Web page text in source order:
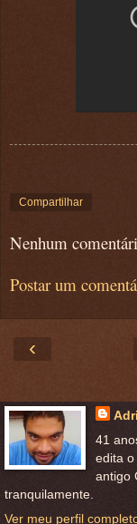
Compartilhar
Nenhum
Postar um
‹
41
edita
antigo
tranquilamente.
Ver meu perfil